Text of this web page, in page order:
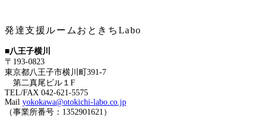
発達支援ルームおときちLabo
■八王子横川
〒193-0823
東京都八王子市横川町391-7
第二真尾ビル１F
TEL/FAX 042-621-5575
Mail yokokawa@otokichi-labo.co.jp
（事業所番号：1352901621）